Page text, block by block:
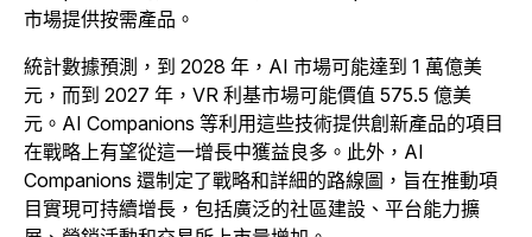
市場提供按需產品。
統計數據預測，到 2028 年，AI 市場可能達到 1 萬億美
元，而到 2027 年，VR 利基市場可能價值 575.5 億美
元。AI Companions 等利用這些技術提供創新產品的項目
在戰略上有望從這一增長中獲益良多。此外，AI
Companions 還制定了戰略和詳細的路線圖，旨在推動項
目實現可持續增長，包括廣泛的社區建設、平台能力擴